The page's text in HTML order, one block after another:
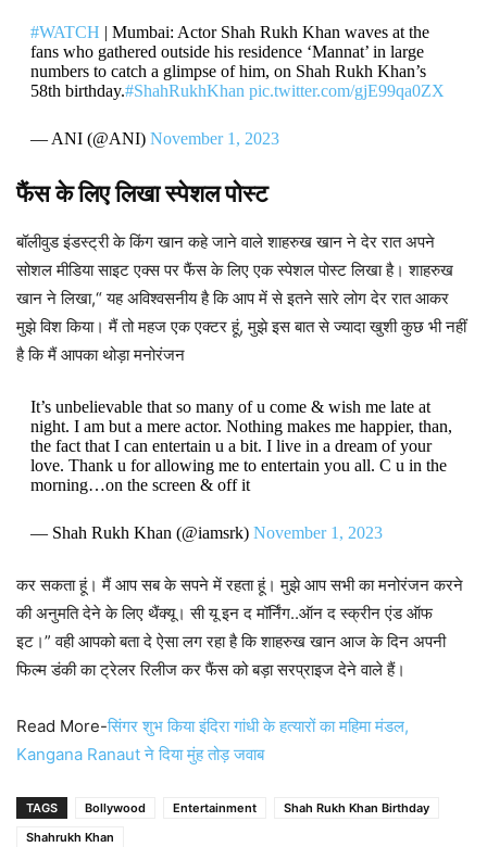
#WATCH | Mumbai: Actor Shah Rukh Khan waves at the
fans who gathered outside his residence ‘Mannat’ in large
numbers to catch a glimpse of him, on Shah Rukh Khan’s
58th birthday.#ShahRukhKhan pic.twitter.com/gjE99qa0ZX
— ANI (@ANI) November 1, 2023
फैंस के लिए लिखा स्पेशल पोस्ट
बॉलीवुड इंडस्ट्री के किंग खान कहे जाने वाले शाहरुख खान ने देर रात अपने
सोशल मीडिया साइट एक्स पर फैंस के लिए एक स्पेशल पोस्ट लिखा है। शाहरुख
खान ने लिखा,“ यह अविश्वसनीय है कि आप में से इतने सारे लोग देर रात आकर
मुझे विश किया। मैं तो महज एक एक्टर हूं, मुझे इस बात से ज्यादा खुशी कुछ भी नहीं
है कि मैं आपका थोड़ा मनोरंजन
It’s unbelievable that so many of u come & wish me late at
night. I am but a mere actor. Nothing makes me happier, than,
the fact that I can entertain u a bit. I live in a dream of your
love. Thank u for allowing me to entertain you all. C u in the
morning…on the screen & off it
— Shah Rukh Khan (@iamsrk) November 1, 2023
कर सकता हूं। मैं आप सब के सपने में रहता हूं। मुझे आप सभी का मनोरंजन करने
की अनुमति देने के लिए थैंक्यू। सी यू इन द मॉर्निंग..ऑन द स्क्रीन एंड ऑफ
इट।” वही आपको बता दे ऐसा लग रहा है कि शाहरुख खान आज के दिन अपनी
फिल्म डंकी का ट्रेलर रिलीज कर फैंस को बड़ा सरप्राइज देने वाले हैं।
Read More-सिंगर शुभ किया इंदिरा गांधी के हत्यारों का महिमा मंडल,
Kangana Ranaut ने दिया मुंह तोड़ जवाब
TAGS Bollywood Entertainment
Shah Rukh Khan Birthday
Shahrukh Khan